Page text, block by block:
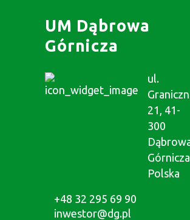
UM Dąbrowa
Górnicza
ul.
21, 41-
300
Górnicza,
Polska
+48 32 295 69 90
inwestor@dg.pl